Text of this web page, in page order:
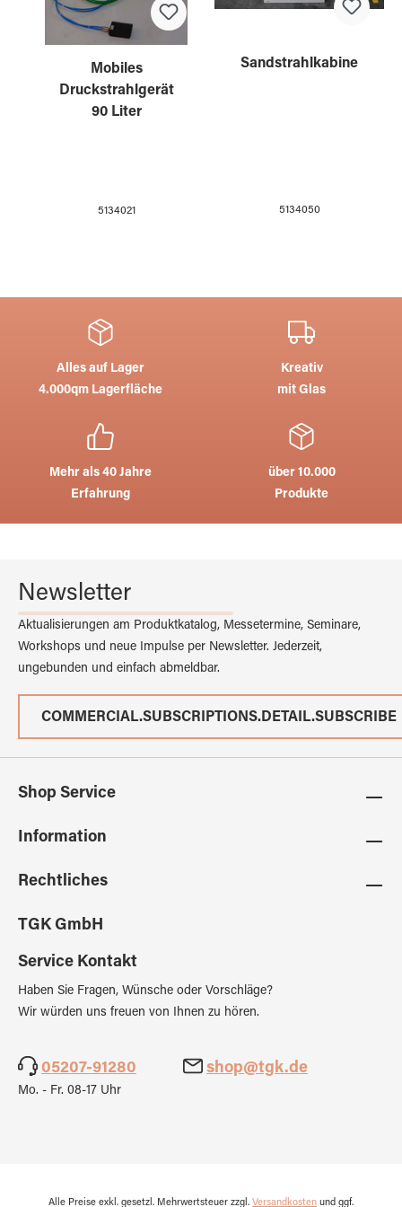
Mobiles
Druckstrahlgerät
90 Liter
5134021
Sandstrahlkabine
5134050
Alles auf Lager
4.000qm Lagerfläche
Kreativ
mit Glas
Mehr als 40 Jahre
Erfahrung
über 10.000
Produkte
Newsletter
Aktualisierungen am Produktkatalog, Messetermine, Seminare,
Workshops und neue Impulse per Newsletter. Jederzeit,
ungebunden und einfach abmeldbar.
COMMERCIAL.SUBSCRIPTIONS.DETAIL.SUBSCRIBE
Shop Service
Information
Rechtliches
TGK GmbH
Service Kontakt
Haben Sie Fragen, Wünsche oder Vorschläge?
Wir würden uns freuen von Ihnen zu hören.
05207-91280 shop@tgk.de
Mo. - Fr. 08-17 Uhr
Alle Preise exkl. gesetzl. Mehrwertsteuer zzgl. Versandkosten und ggf.